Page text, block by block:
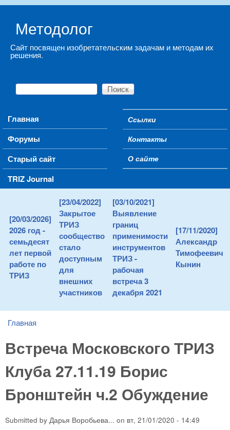
Методолог
Сайт посвящен изобретательским задачам и методам их
решения.
Форма поиска
Поиск
Main menu
Главная
Форумы
Старый сайт
TRIZ Journal
Secondary menu
Ссылки
Контакты
О сайте
[20/03/2026]
2026 год -
семьдесят
лет первой
работе по
ТРИЗ
[23/04/2022]
Закрытое
ТРИЗ
сообщество
стало
доступным
для
внешних
участников
[03/10/2021]
Выявление
границ
применимости
инструментов
ТРИЗ -
рабочая
встреча 3
декабря 2021
[17/11/2020]
Александр
Тимофеевич
Кынин
You are here
Главная
Встреча Московского ТРИЗ
Клуба 27.11.19 Борис
Бронштейн ч.2 Обуждение
Submitted by Дарья Воробьева... on вт, 21/01/2020 - 14:49